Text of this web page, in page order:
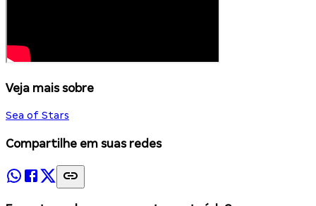
Veja mais sobre
Sea of Stars
Compartilhe em suas redes